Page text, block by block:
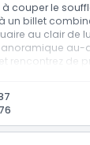
à couper le
un billet
au clair de
au-
rencontrez de